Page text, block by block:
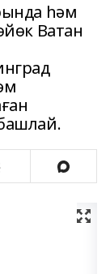
һәм
Ватан